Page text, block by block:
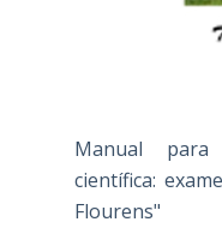
Manual
científica:
Flourens"